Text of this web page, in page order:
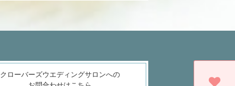
クローバーズウエディングサロンへの